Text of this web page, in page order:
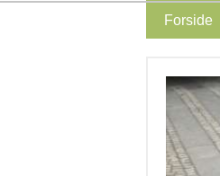
Forside